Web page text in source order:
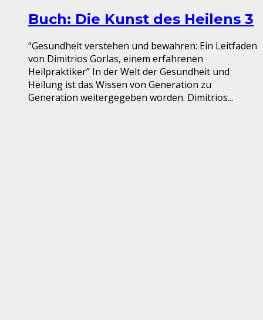
Buch: Die Kunst des Heilens 3
“Gesundheit verstehen und bewahren: Ein Leitfaden
von Dimitrios Gorlas, einem erfahrenen
Heilpraktiker” In der Welt der Gesundheit und
Heilung ist das Wissen von Generation zu
Generation weitergegeben worden. Dimitrios...